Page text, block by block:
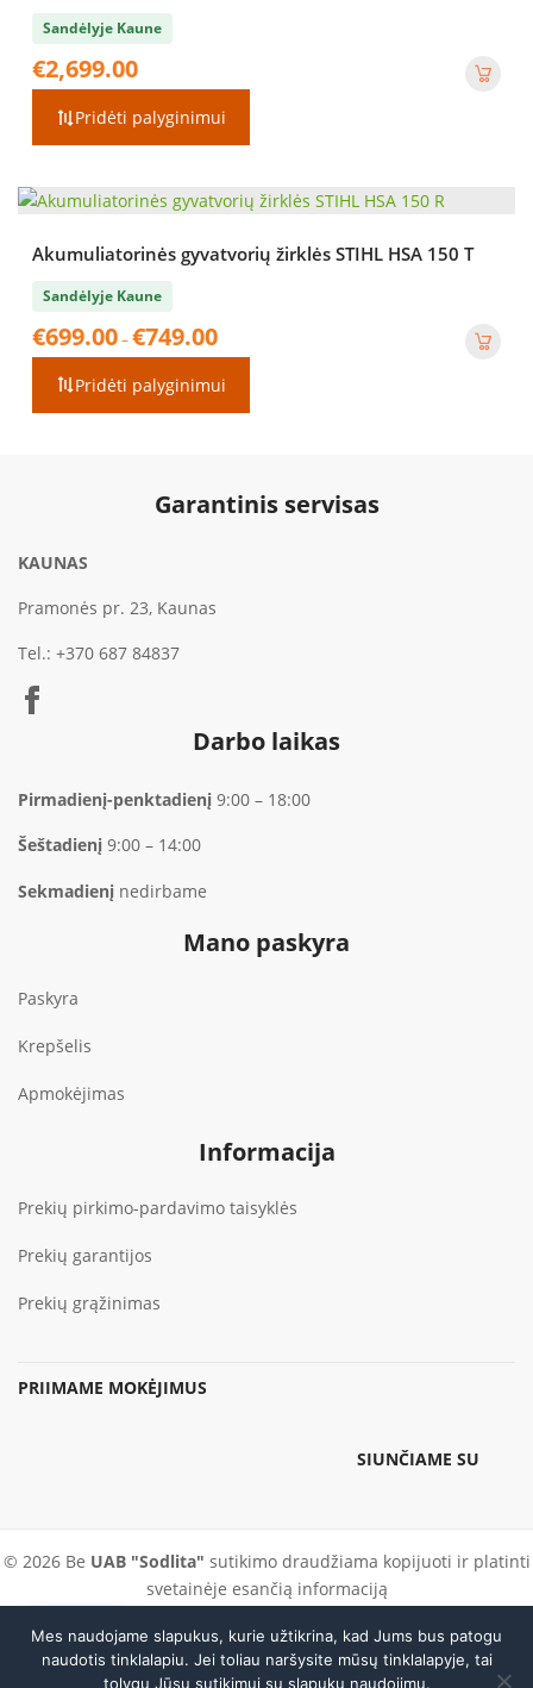
Sandėlyje Kaune
€2,699.00
Pridėti palyginimui
Akumuliatorinės gyvatvorių žirklės STIHL HSA 150 T
Sandėlyje Kaune
€699.00–€749.00
€699.00
through
Pridėti palyginimui
Garantinis servisas
KAUNAS
Pramonės pr. 23, Kaunas
Tel.: +370 687 84837
Darbo laikas
Pirmadienį-penktadienį 9:00 – 18:00
Šeštadienį 9:00 – 14:00
Sekmadienį nedirbame
Mano paskyra
Paskyra
Krepšelis
Apmokėjimas
Informacija
Prekių pirkimo-pardavimo taisyklės
Prekių garantijos
Prekių grąžinimas
PRIIMAME MOKĖJIMUS
SIUNČIAME SU
© 2026 Be UAB "Sodlita" sutikimo draudžiama kopijuoti ir platinti
svetainėje esančią informaciją
PARDUOTUVĖ IR SERVISAS
DARBO LAIKAS
Skambinti
Mes naudojame slapukus, kurie užtikrina, kad Jums bus patogu
naudotis tinklalapiu. Jei toliau naršysite mūsų tinklalapyje, tai
tolygu Jūsų sutikimui su slapukų naudojimu.